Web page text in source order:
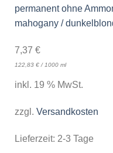
permanent ohne
mahogany /
7,37 €
122,83 €/ 1000 ml
inkl. 19 % MwSt.
zzgl. Versandkosten
Lieferzeit: 2-3 Tage